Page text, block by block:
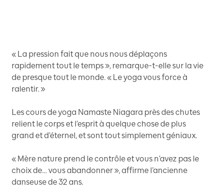
« La pression fait que nous nous déplaçons
rapidement tout le temps », remarque-t-elle sur la vie
de presque tout le monde. « Le yoga vous force à
ralentir. »
Les cours de yoga Namaste Niagara près des chutes
relient le corps et l’esprit à quelque chose de plus
grand et d’éternel, et sont tout simplement géniaux.
« Mère nature prend le contrôle et vous n’avez pas le
choix de… vous abandonner », affirme l’ancienne
danseuse de 32 ans.